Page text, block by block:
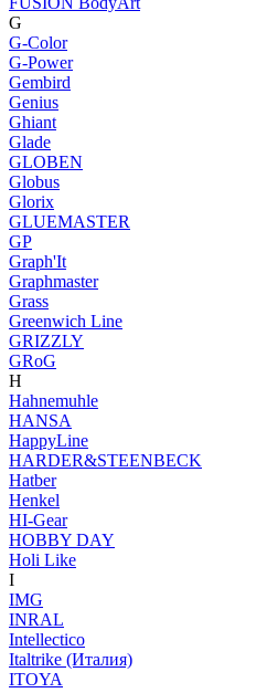
G
G-Color
G-Power
Gembird
Genius
Ghiant
Glade
GLOBEN
Globus
Glorix
GLUEMASTER
GP
Graph'It
Graphmaster
Grass
Greenwich Line
GRIZZLY
GRoG
H
Hahnemuhle
HANSA
HappyLine
HARDER&STEENBECK
Hatber
Henkel
HI-Gear
HOBBY DAY
Holi Like
I
IMG
INRAL
Intellectico
Italtrike (Италия)
ITOYA